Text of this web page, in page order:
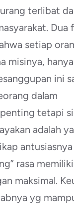
terlibat
Dua
setiap
misinya,
ini
dalam
tetapi
adalah
rasa
maksimal.
yg